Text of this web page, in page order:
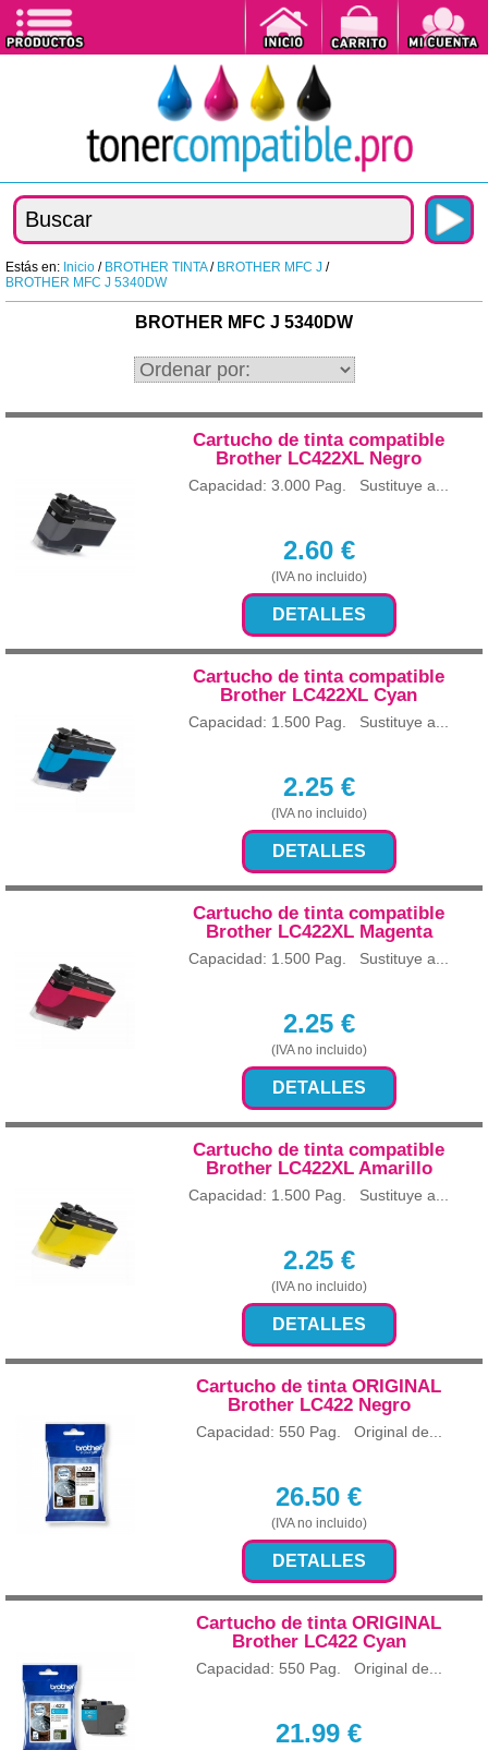
Estás en: Inicio / BROTHER TINTA/ BROTHER MFC J /
BROTHER MFC J 5340DW
BROTHER MFC J 5340DW
Cartucho de tinta compatible
Brother LC422XL Negro
Capacidad: 3.000 Pag. Sustituye a...
2.60€
(IVA no incluido)
DETALLES
Cartucho de tinta compatible
Brother LC422XL Cyan
Capacidad: 1.500 Pag. Sustituye a...
2.25€
(IVA no incluido)
DETALLES
Cartucho de tinta compatible
Brother LC422XL Magenta
Capacidad: 1.500 Pag. Sustituye a...
2.25€
(IVA no incluido)
DETALLES
Cartucho de tinta compatible
Brother LC422XL Amarillo
Capacidad: 1.500 Pag. Sustituye a...
2.25€
(IVA no incluido)
DETALLES
Cartucho de tinta ORIGINAL
Brother LC422 Negro
Capacidad: 550 Pag. Original de...
26.50 €
(IVA no incluido)
DETALLES
Cartucho de tinta ORIGINAL
Brother LC422 Cyan
Capacidad: 550 Pag. Original de...
21.99 €